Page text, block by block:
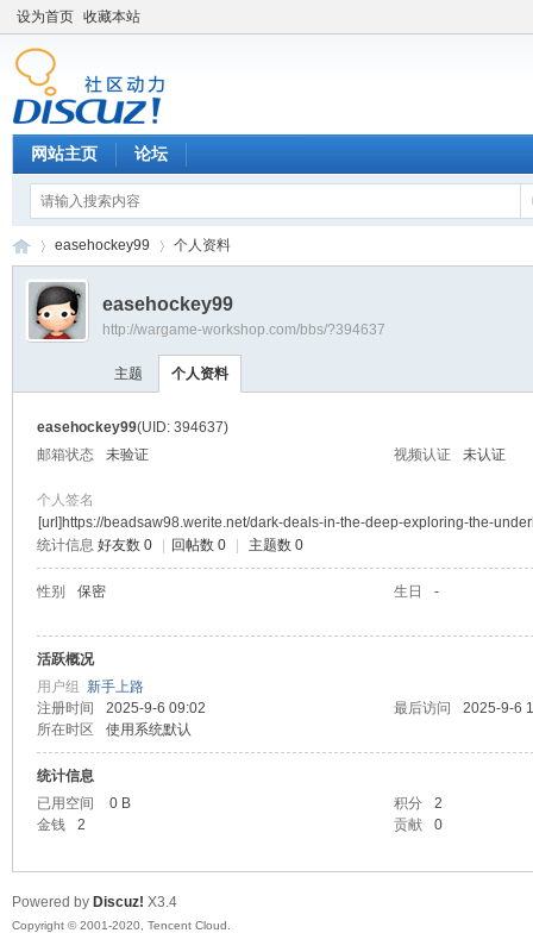
设为首页 收藏本站
网站主页 论坛
›
easehockey99 个人资料
easehockey99
http://wargame-workshop.com/bbs/?394637
主题 个人资料
easehockey99(UID: 394637)
邮箱状态
未验证 视频认证 未认证
个人签名
[url]https://beadsaw98.werite.net/dark-deals-in-the-deep-exploring-the-
统计信息 好友数 0 回帖数 0 主题数 0
性别 保密 生日 -
活跃概况
用户组 新手上路
注册时间
2025-9-6 09:02 最后访问
2025-9-6
所在时区
使用系统默认
统计信息
已用空间
0 B 积分
2
金钱
2 贡献 0
Powered by Discuz! X3.4
Copyright © 2001-2020, Tencent Cloud.